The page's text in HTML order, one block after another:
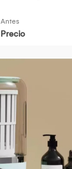
Antes
Precio